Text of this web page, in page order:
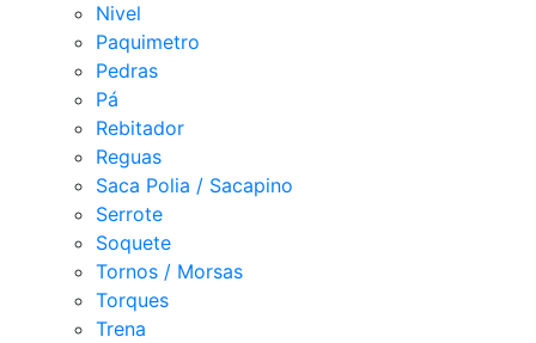
Nivel
Paquimetro
Pedras
Pá
Rebitador
Reguas
Saca Polia / Sacapino
Serrote
Soquete
Tornos / Morsas
Torques
Trena